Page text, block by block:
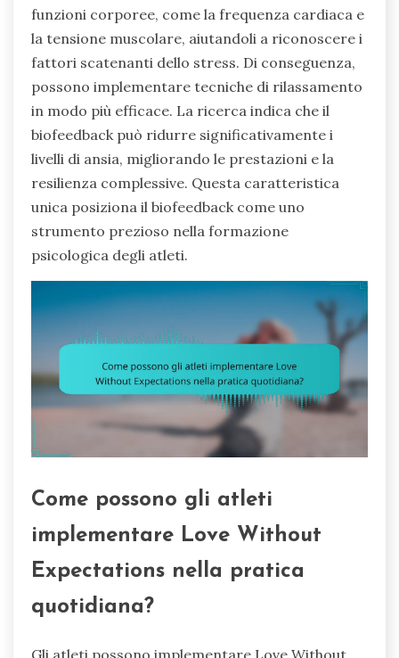
funzioni corporee, come la frequenza cardiaca e
la tensione muscolare, aiutandoli a riconoscere i
fattori scatenanti dello stress. Di conseguenza,
possono implementare tecniche di rilassamento
in modo più efficace. La ricerca indica che il
biofeedback può ridurre significativamente i
livelli di ansia, migliorando le prestazioni e la
resilienza complessive. Questa caratteristica
unica posiziona il biofeedback come uno
strumento prezioso nella formazione
psicologica degli atleti.
Come possono gli atleti
implementare Love Without
Expectations nella pratica
quotidiana?